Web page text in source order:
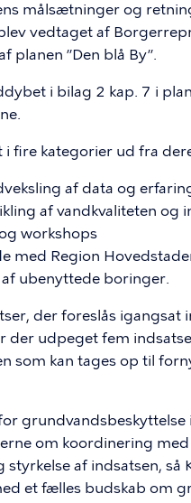
målsætninger og
vedtaget af
planen ”Den blå By”.
i bilag 2 kap. 7 i
fire kategorier ud fra
af data og
af vandkvaliteten og
workshops
med Region
ubenyttede boringer.
der foreslås
der udpeget fem
som kan tages op til
om koordinering
af indsatsen, så
et fælles budskab om